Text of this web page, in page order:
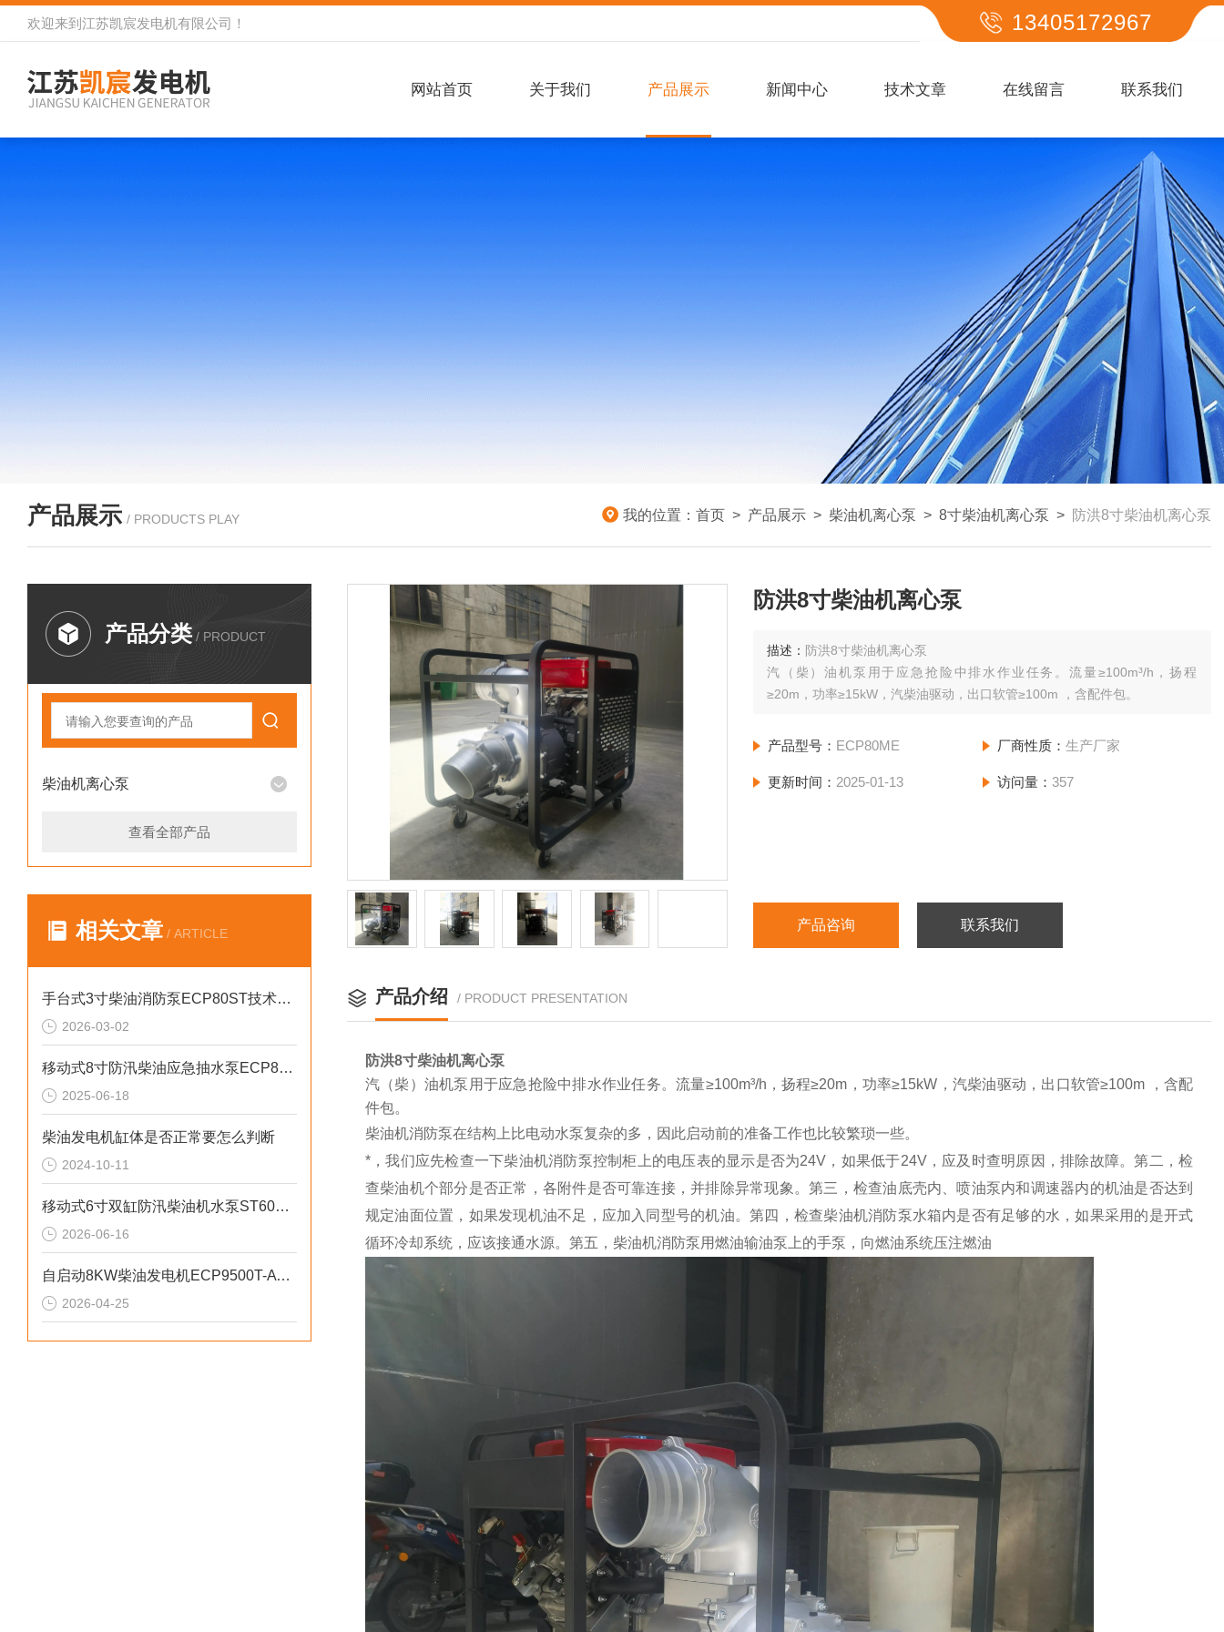
欢迎来到 江苏凯宸发电机有限公司 ！ 13405172967
网站首页 关于我们 产品展示 新闻中心 技术文章 在线留言 联系我们
产品展示 / PRODUCTS PLAY 我的位置： 首页 > 产品展示 > 柴油机离心泵 > 8寸柴油机离心泵 > 防洪8寸柴油机离心泵
产品分类 / PRODUCT
柴油机离心泵
查看全部产品
相关文章 / ARTICLE
手台式3寸柴油消防泵ECP80ST技术参数
2026-03-02
移动式8寸防汛柴油应急抽水泵ECP80ME
2025-06-18
柴油发电机缸体是否正常要怎么判断
2024-10-11
移动式6寸双缸防汛柴油机水泵ST60SD产品介绍
2026-06-16
自启动8KW柴油发电机ECP9500T-ATS参数介绍
2026-04-25
防洪8寸柴油机离心泵
描述： 防洪8寸柴油机离心泵
汽（柴）油机泵用于应急抢险中排水作业任务。流量≥100m³/h，扬程
≥20m，功率≥15kW，汽柴油驱动，出口软管≥100m ，含配件包。
产品型号： ECP80ME 厂商性质： 生产厂家
更新时间： 2025-01-13 访问量： 357
产品咨询 联系我们
产品介绍 / PRODUCT PRESENTATION
防洪8寸柴油机离心泵
汽（柴）油机泵用于应急抢险中排水作业任务。流量≥100m³/h，扬程≥20m，功率≥15kW，汽柴油驱动，出口软管≥100m ，含配
件包。
柴油机消防泵在结构上比电动水泵复杂的多，因此启动前的准备工作也比较繁琐一些。
*，我们应先检查一下柴油机消防泵控制柜上的电压表的显示是否为24V，如果低于24V，应及时查明原因，排除故障。第二，检
查柴油机个部分是否正常，各附件是否可靠连接，并排除异常现象。第三，检查油底壳内、喷油泵内和调速器内的机油是否达到
规定油面位置，如果发现机油不足，应加入同型号的机油。第四，检查柴油机消防泵水箱内是否有足够的水，如果采用的是开式
循环冷却系统，应该接通水源。第五，柴油机消防泵用燃油输油泵上的手泵，向燃油系统压注燃油